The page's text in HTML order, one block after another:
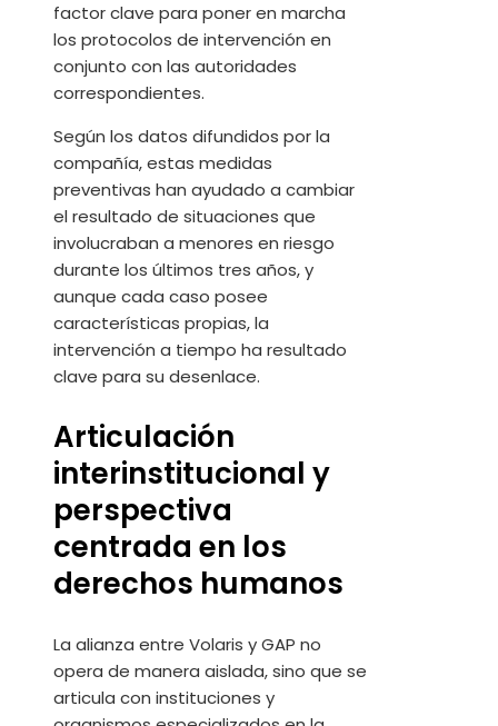
factor clave para poner en marcha
los protocolos de intervención en
conjunto con las autoridades
correspondientes.
Según los datos difundidos por la
compañía, estas medidas
preventivas han ayudado a cambiar
el resultado de situaciones que
involucraban a menores en riesgo
durante los últimos tres años, y
aunque cada caso posee
características propias, la
intervención a tiempo ha resultado
clave para su desenlace.
Articulación
interinstitucional y
perspectiva
centrada en los
derechos humanos
La alianza entre Volaris y GAP no
opera de manera aislada, sino que se
articula con instituciones y